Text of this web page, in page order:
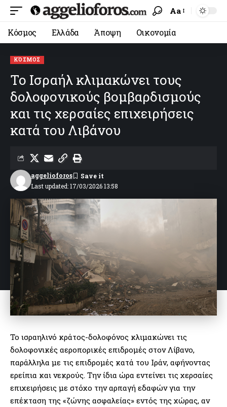
Aa
Κόσμος Ελλάδα Άποψη Οικονομία
ΚΌΣΜΟΣ
Το Ισραήλ κλιμακώνει τους
δολοφονικούς βομβαρδισμούς
και τις χερσαίες επιχειρήσεις
κατά του Λιβάνου
Last updated: 17/03/2026 13:58
aggelioforos
Το ισραηλινό κράτος-δολοφόνος κλιμακώνει τις
δολοφονικές αεροπορικές επιδρομές στον Λίβανο,
παράλληλα με τις επιδρομές κατά του Ιράν, αφήνοντας
ερείπια και νεκρούς. Την ίδια ώρα εντείνει τις χερσαίες
επιχειρήσεις με στόχο την αρπαγή εδαφών για την
επέκταση της «ζώνης ασφαλείας» εντός της χώρας, αν